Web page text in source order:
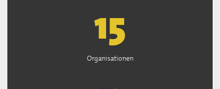
15
Organisationen